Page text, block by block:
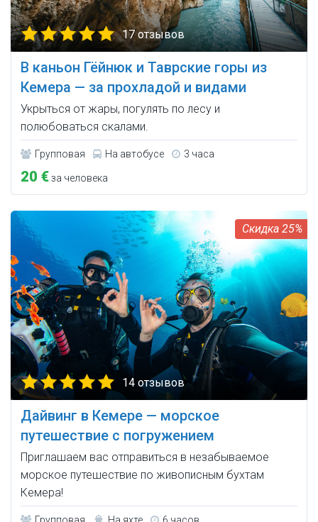
17 отзывов
В каньон Гёйнюк и Таврские горы из
Кемера — за прохладой и видами
Укрыться от жары, погулять по лесу и
полюбоваться скалами.
Групповая На автобусе 3 часа
20 €за человека
25%
14 отзывов
Дайвинг в Кемере — морское
путешествие с погружением
Приглашаем вас отправиться в незабываемое
морское путешествие по живописным бухтам
Кемера!
Групповая На яхте 6 часов